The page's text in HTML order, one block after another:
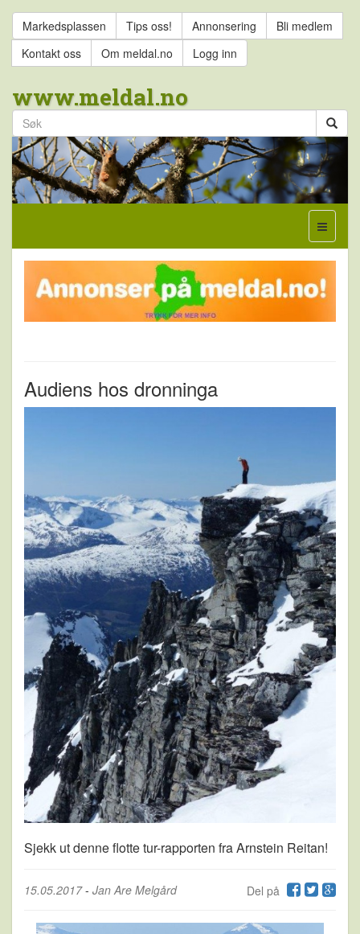
Markedsplassen Tips oss! Annonsering
Bli medlem
Kontakt oss
Om meldal.no Logg inn
www.meldal.no
Audiens hos dronninga
Sjekk ut denne flotte tur-rapporten fra Arnstein Reitan!
Del på
15.05.2017- Jan Are Melgård